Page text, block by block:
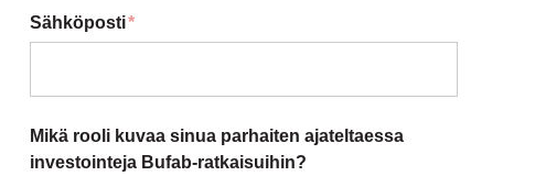
Sähköposti*
Mikä rooli kuvaa sinua parhaiten ajateltaessa
investointeja Bufab-ratkaisuihin?